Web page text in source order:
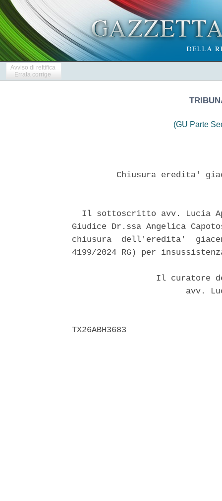
Avviso di rettifica
Errata corrige
(GU Parte
Chiusura eredita'
Il sottoscritto avv. Lucia
Giudice Dr.ssa Angelica
chiusura  dell'eredita'
4199/2024 RG) per
Il curatore
avv.